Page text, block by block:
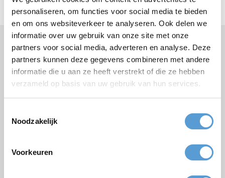
personaliseren, om functies voor social media te bieden
en om ons websiteverkeer te analyseren. Ook delen we
informatie over uw gebruik van onze site met onze
partners voor social media, adverteren en analyse. Deze
partners kunnen deze gegevens combineren met andere
informatie die u aan ze heeft verstrekt of die ze hebben
verzameld op basis van uw gebruik van hun services.
Noodzakelijk
Voorkeuren
Mini-Pokal für € 7,50 pro Stück.
Brauchen Sie Hilfe oder haben Sie Fragen?
Rufen Sie+31 (0)70 221 0359an oder stellen Sie Ihre
Frage per E-Mail
Kostenloses Angebot:
Paket